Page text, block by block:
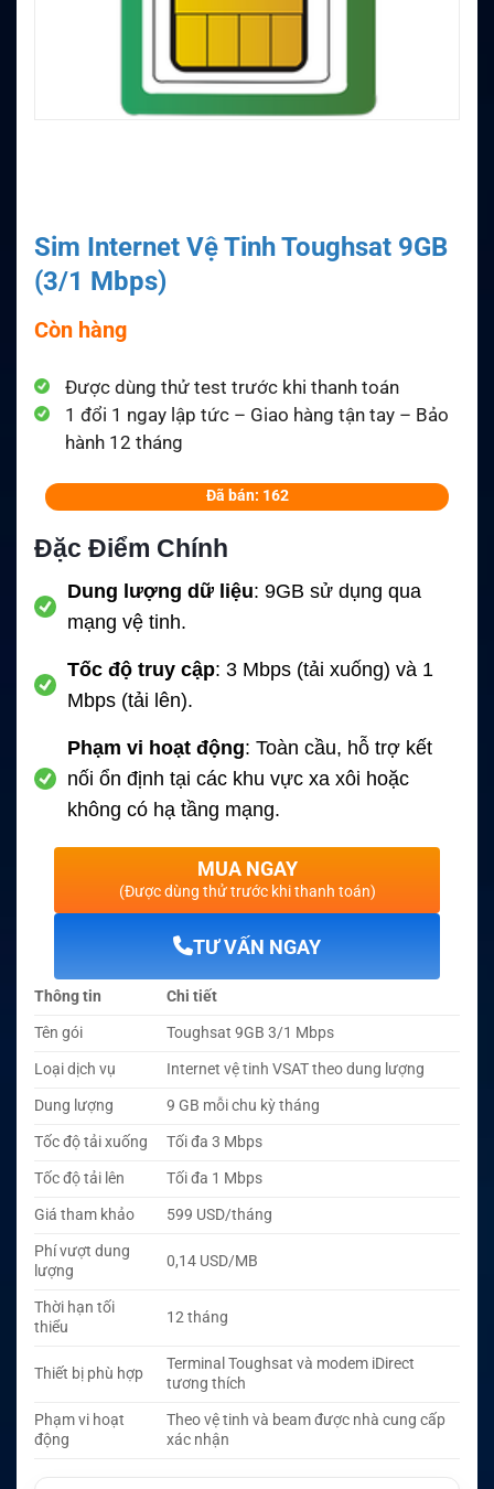
Sim Internet Vệ Tinh Toughsat 9GB
(3/1 Mbps)
Còn hàng
Được dùng thử test trước khi thanh toán
1 đổi 1 ngay lập tức – Giao hàng tận tay – Bảo
hành 12 tháng
Đã bán: 162
Đặc Điểm Chính
Dung lượng dữ liệu: 9GB sử dụng qua
mạng vệ tinh.
Tốc độ truy cập: 3 Mbps (tải xuống) và 1
Mbps (tải lên).
Phạm vi hoạt động: Toàn cầu, hỗ trợ kết
nối ổn định tại các khu vực xa xôi hoặc
không có hạ tầng mạng.
MUA NGAY
(Được dùng thử trước khi thanh toán)
TƯ VẤN NGAY
Thông tin
Chi tiết
Tên gói
Toughsat 9GB 3/1 Mbps
Loại dịch vụ
Internet vệ tinh VSAT theo dung lượng
Dung lượng
9 GB mỗi chu kỳ tháng
Tốc độ tải xuống
Tối đa 3 Mbps
Tốc độ tải lên
Tối đa 1 Mbps
Giá tham khảo
599 USD/tháng
Phí vượt dung
lượng
0,14 USD/MB
Thời hạn tối
thiểu
12 tháng
Thiết bị phù hợp
Terminal Toughsat và modem iDirect
tương thích
Phạm vi hoạt
động
Theo vệ tinh và beam được nhà cung cấp
xác nhận